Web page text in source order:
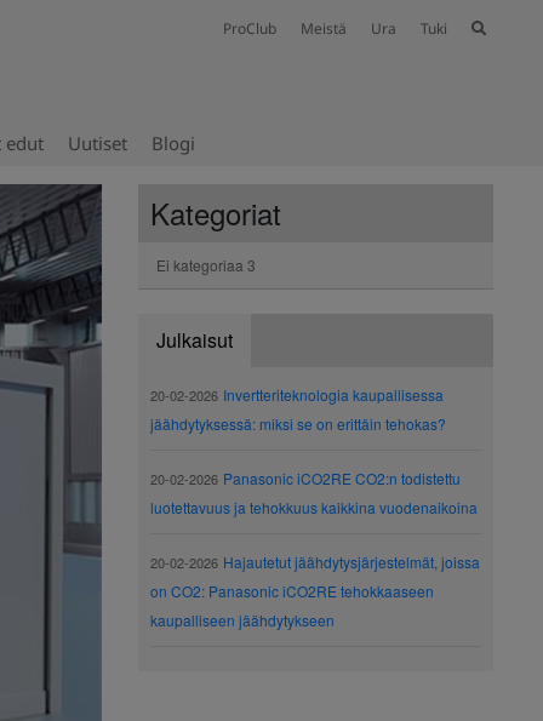
ProClub Meistä Ura Tuki
edut Uutiset Blogi
Kategoriat
Ei kategoriaa 3
Julkaisut
20-02-2026 Invertteriteknologia kaupallisessa
jäähdytyksessä: miksi se on erittäin tehokas?
20-02-2026 Panasonic iCO2RE CO2:n todistettu
luotettavuus ja tehokkuus kaikkina vuodenaikoina
20-02-2026 Hajautetut jäähdytysjärjestelmät, joissa
on CO2: Panasonic iCO2RE tehokkaaseen
kaupalliseen jäähdytykseen